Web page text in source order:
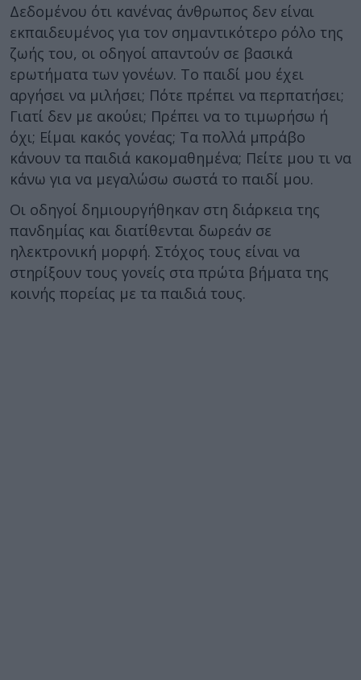
Δεδομένου ότι κανένας άνθρωπος δεν είναι
εκπαιδευμένος για τον σημαντικότερο ρόλο της
ζωής του, οι οδηγοί απαντούν σε βασικά
ερωτήματα των γονέων. Το παιδί μου έχει
αργήσει να μιλήσει; Πότε πρέπει να περπατήσει;
Γιατί δεν με ακούει; Πρέπει να το τιμωρήσω ή
όχι; Είμαι κακός γονέας; Τα πολλά μπράβο
κάνουν τα παιδιά κακομαθημένα; Πείτε μου τι να
κάνω για να μεγαλώσω σωστά το παιδί μου.
Οι οδηγοί δημιουργήθηκαν στη διάρκεια της
πανδημίας και διατίθενται δωρεάν σε
ηλεκτρονική μορφή. Στόχος τους είναι να
στηρίξουν τους γονείς στα πρώτα βήματα της
κοινής πορείας με τα παιδιά τους.